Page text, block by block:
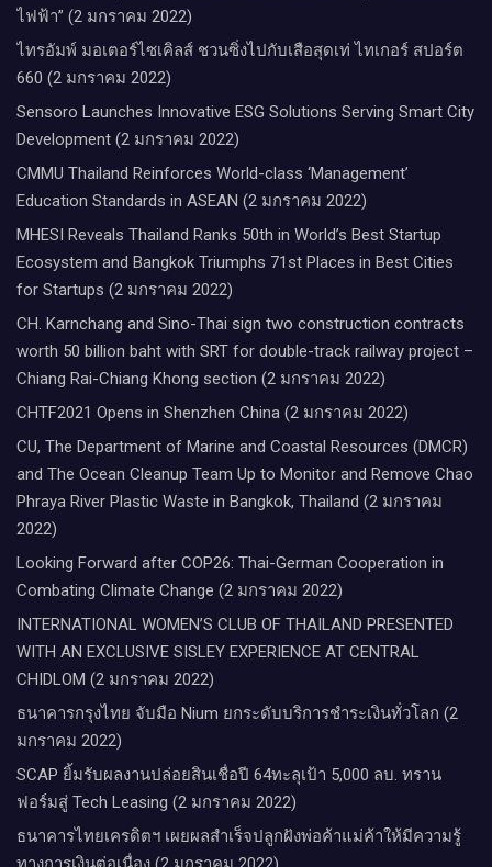
ไฟฟ้า” (2 มกราคม 2022)
ไทรอัมพ์ มอเตอร์ไซเคิลส์ ชวนซิ่งไปกับเสือสุดเท่ ไทเกอร์ สปอร์ต
660 (2 มกราคม 2022)
Sensoro Launches Innovative ESG Solutions Serving Smart City
Development (2 มกราคม 2022)
CMMU Thailand Reinforces World-class ‘Management’
Education Standards in ASEAN (2 มกราคม 2022)
MHESI Reveals Thailand Ranks 50th in World’s Best Startup
Ecosystem and Bangkok Triumphs 71st Places in Best Cities
for Startups (2 มกราคม 2022)
CH. Karnchang and Sino-Thai sign two construction contracts
worth 50 billion baht with SRT for double-track railway project –
Chiang Rai-Chiang Khong section (2 มกราคม 2022)
CHTF2021 Opens in Shenzhen China (2 มกราคม 2022)
CU, The Department of Marine and Coastal Resources (DMCR)
and The Ocean Cleanup Team Up to Monitor and Remove Chao
Phraya River Plastic Waste in Bangkok, Thailand (2 มกราคม
2022)
Looking Forward after COP26: Thai-German Cooperation in
Combating Climate Change (2 มกราคม 2022)
INTERNATIONAL WOMEN’S CLUB OF THAILAND PRESENTED
WITH AN EXCLUSIVE SISLEY EXPERIENCE AT CENTRAL
CHIDLOM (2 มกราคม 2022)
ธนาคารกรุงไทย จับมือ Nium ยกระดับบริการชำระเงินทั่วโลก (2
มกราคม 2022)
SCAP ยิ้มรับผลงานปล่อยสินเชื่อปี 64ทะลุเป้า 5,000 ลบ. ทราน
ฟอร์มสู่ Tech Leasing (2 มกราคม 2022)
ธนาคารไทยเครดิตฯ เผยผลสำเร็จปลูกฝังพ่อค้าแม่ค้าให้มีความรู้